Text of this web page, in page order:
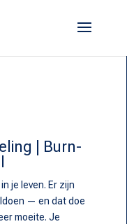
| Burn-
je leven. Er zijn
— en dat doe
moeite. Je